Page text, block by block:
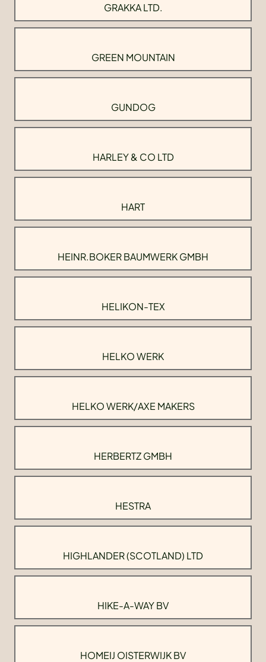
GRAKKA LTD.
GREEN MOUNTAIN
GUNDOG
HARLEY & CO LTD
HART
HEINR.BOKER BAUMWERK GMBH
HELIKON-TEX
HELKO WERK
HELKO WERK/AXE MAKERS
HERBERTZ GMBH
HESTRA
HIGHLANDER (SCOTLAND) LTD
HIKE-A-WAY BV
HOMEIJ OISTERWIJK BV